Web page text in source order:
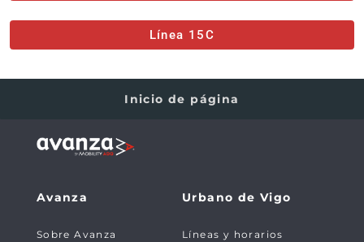
Línea 15C
Inicio de página
Avanza
Sobre Avanza
Urbano de Vigo
Líneas y horarios